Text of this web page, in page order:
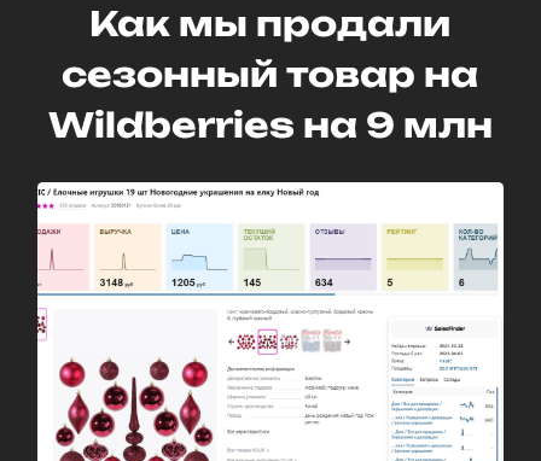
Как мы продали
сезонный товар на
Wildberries на 9 млн